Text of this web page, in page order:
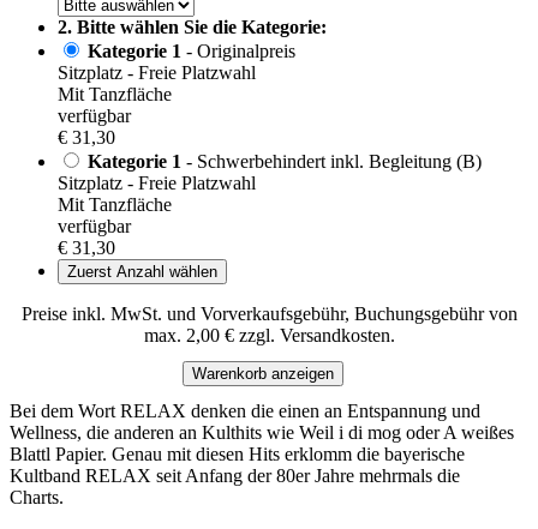
2. Bitte wählen Sie die Kategorie:
Kategorie 1 - Originalpreis
Sitzplatz - Freie Platzwahl
Mit Tanzfläche
verfügbar
€ 31,30
Kategorie 1 - Schwerbehindert inkl. Begleitung (B)
Sitzplatz - Freie Platzwahl
Mit Tanzfläche
verfügbar
€ 31,30
Zuerst Anzahl wählen
Preise inkl. MwSt. und Vorverkaufsgebühr, Buchungsgebühr von
max. 2,00 € zzgl. Versandkosten.
Warenkorb anzeigen
Bei dem Wort RELAX denken die einen an Entspannung und
Wellness, die anderen an Kulthits wie Weil i di mog oder A weißes
Blattl Papier. Genau mit diesen Hits erklomm die bayerische
Kultband RELAX seit Anfang der 80er Jahre mehrmals die
Charts.